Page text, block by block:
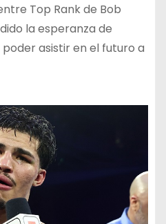
Top Rank de Bob
la esperanza de
asistir en el futuro a